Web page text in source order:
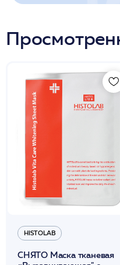
HISTOLAB
СНЯТО Маска тканевая